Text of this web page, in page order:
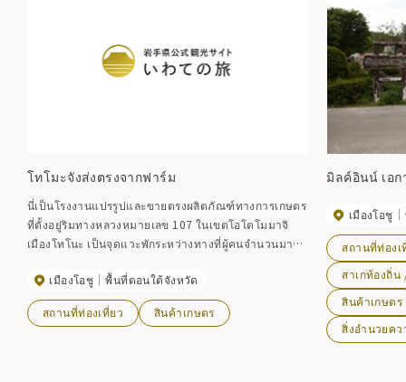
โทโมะจังส่งตรงจากฟาร์ม
นี่เป็นโรงงานแปรรูปและขายตรงผลิตภัณฑ์ทางการเกษตร
ที่ตั้งอยู่ริมทางหลวงหมายเลข 107 ในเขตโอโตโมมาจิ
เมืองโทโนะ เป็นจุดแวะพักระหว่างทางที่ผู้คนจำนวนมาก
ขนมปังอบสดใหม่ที่ได้รับความนิยม
เมืองโอชู พื้นที่ตอนใต้จังหวัด
สถานที่ท่องเที่ยว สินค้าเกษตร
มิลค์อินน์ เอก
เมืองโอชู
สถานที่ท่องเ
สาเกท้องถิ่
สินค้าเกษตร
สิ่งอำนวยค